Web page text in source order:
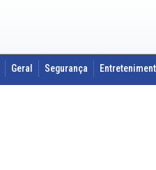
Geral Segurança